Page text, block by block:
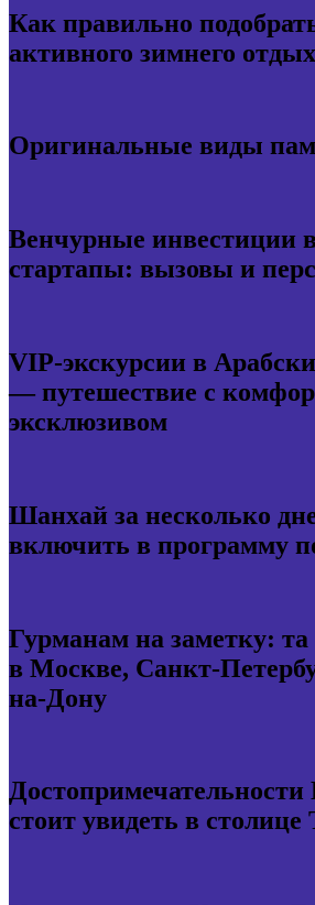
Как правильно
активного зимнего
Оригинальные виды
Венчурные инвестиции
стартапы: вызовы и
VIP-экскурсии в
— путешествие с
эксклюзивом
Шанхай за несколько
включить в программу
Гурманам на заметку:
в Москве, Санкт-
на-Дону
Достопримечательности
стоит увидеть в столице